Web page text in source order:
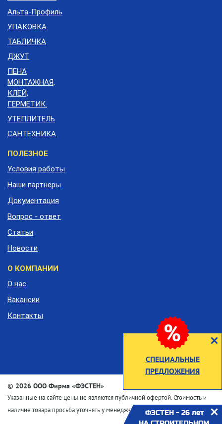
СПЕЦИАЛЬНЫЕ
ПРЕДЛОЖЕНИЯ
ФЭСТЕН - 26 лет
Альта-Профиль
УПАКОВКА
ТАБЛИЧКА
ДЖУТ
ПЕНА
МОНТАЖНАЯ,
КЛЕЙ,
ГЕРМЕТИК.
УТЕПЛИТЕЛЬ
САНТЕХНИКА
Меню
подвала
ПОЛЕЗНОЕ
Условия работы
Наши партнеры
Документация
Вопрос - ответ
Статьи
Новости
О КОМПАНИИ
О нас
Вакансии
Контакты
© 2026 ООО Фирма «ФЭСТЕН»
Указанные на сайте цены не являются публичной офертой. Стоимость и
наличие товара просьба уточнять у менеджеров по телефону